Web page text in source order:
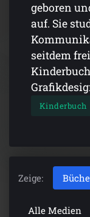
geboren
auf. Sie
seitdem
Kinderbuch
Zeige:
Alle Medien